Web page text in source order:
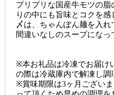
プリプリな国産牛モツの
りの中にも旨味とコクを感
〆は、ちゃんぽん麺を入
間違いなしのスープになっ
※本お礼品は冷凍でお届け
の際は冷蔵庫内で解凍し調
※賞味期限は3ヶ月ござい